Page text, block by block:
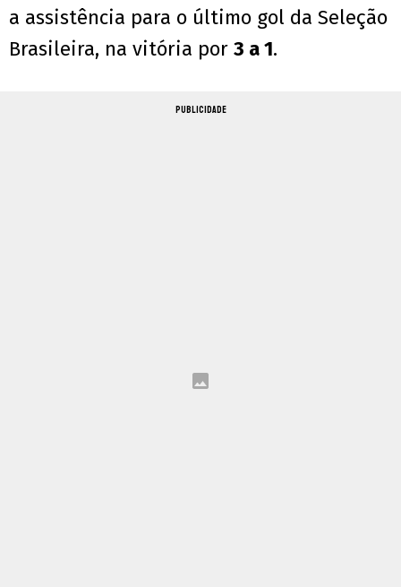
a assistência para o último gol da Seleção
Brasileira, na vitória por 3 a 1.
PUBLICIDADE